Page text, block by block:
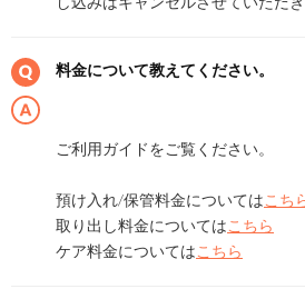
料金について教えてください。
ご利用ガイドをご覧ください。
預け入れ/保管料金についてはこち
取り出し料金についてはこちら
ケア料金についてはこちら